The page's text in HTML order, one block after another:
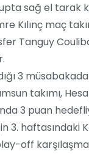
sağ el tarak
Kılınç maç
Tanguy
3
takımı,
3 puan
3. haftasındaki
off